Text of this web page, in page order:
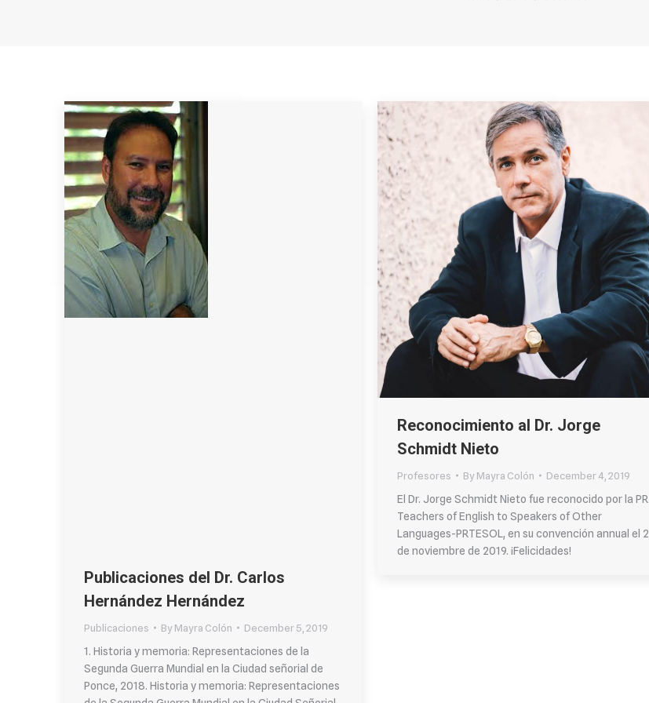
Publicaciones del Dr. Carlos
Hernández Hernández
Publicaciones ByMayra Colón
December 5, 2019
1. Historia y memoria: Representaciones de la
Segunda Guerra Mundial en la Ciudad señorial de
Ponce, 2018. Historia y memoria: Representaciones
Reconocimiento al Dr. Jorge
Schmidt Nieto
Profesores ByMayra Colón
December 4, 2019
El Dr. Jorge Schmidt Nieto fue reconocido por la PR
Teachers of English to Speakers of Other
Languages-PRTESOL, en su convención annual el 2
de noviembre de 2019. ¡Felicidades!